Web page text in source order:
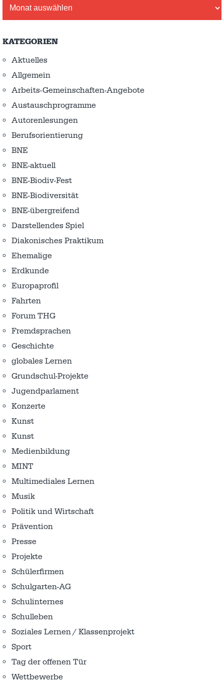
KATEGORIEN
Aktuelles
Allgemein
Arbeits-Gemeinschaften-Angebote
Austausch­programme
Autorenlesungen
Berufsorientierung
BNE
BNE-aktuell
BNE-Biodiv-Fest
BNE-Biodiversität
BNE-übergreifend
Darstellendes Spiel
Diakonisches Praktikum
Ehemalige
Erdkunde
Europaprofil
Fahrten
Forum THG
Fremdsprachen
Geschichte
globales Lernen
Grundschul-Projekte
Jugendparlament
Konzerte
Kunst
Kunst
Medienbildung
MINT
Multimediales Lernen
Musik
Politik und Wirtschaft
Prävention
Presse
Projekte
Schülerfirmen
Schulgarten-AG
Schulinternes
Schulleben
Soziales Lernen / Klassenprojekt
Sport
Tag der offenen Tür
Wettbewerbe